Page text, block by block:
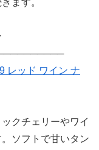
レッド ワイン ナ
クチェリーやワイ
ソフトで甘いタン